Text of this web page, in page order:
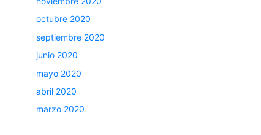
octubre 2020
septiembre 2020
junio 2020
mayo 2020
abril 2020
marzo 2020